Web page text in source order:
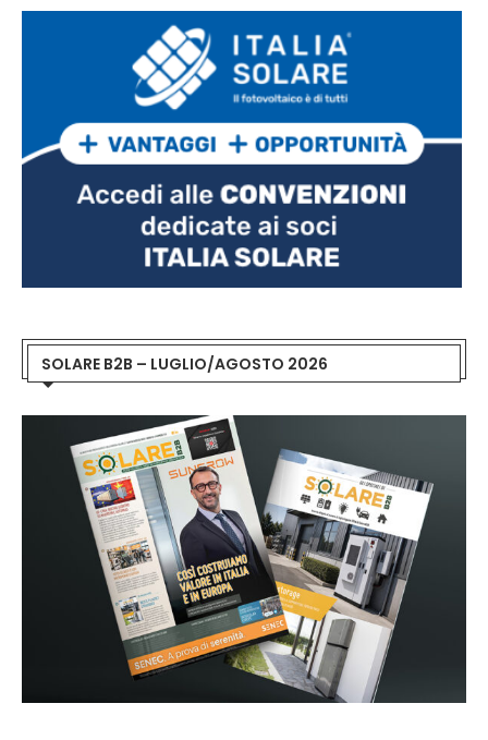
SOLARE B2B – LUGLIO/AGOSTO 2026